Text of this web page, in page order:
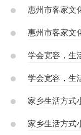
学会宽容，生
学会宽容，生
家乡生活方式
家乡生活方式